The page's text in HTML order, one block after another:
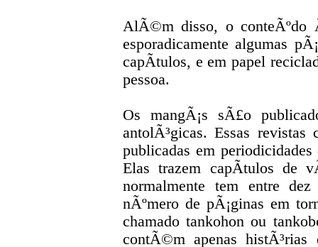
AlÃ©m disso, o conteÃºdo
esporadicamente algumas
capÃ­tulos, e em papel
pessoa.
Os mangÃ¡s sÃ£o
antolÃ³gicas. Essas
publicadas em
Elas trazem capÃ­tulos de
normalmente tem entre
nÃºmero de pÃ¡ginas em
chamado tankohon ou
contÃ©m apenas